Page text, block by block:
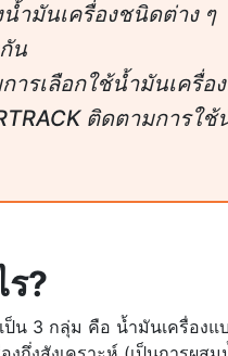
ำมันเครื่องชนิดต่าง ๆ
น
รเลือกใช้น้ำมันเครื่อง
ติดตามการใ
?
ป็น 3 กลุ่ม คือ น้ำมันเครื่อง